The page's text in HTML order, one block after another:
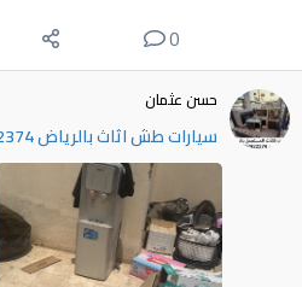
0
حسن عثمان
سيارات طش اثاث بالرياض 0537422374 قديم تالف